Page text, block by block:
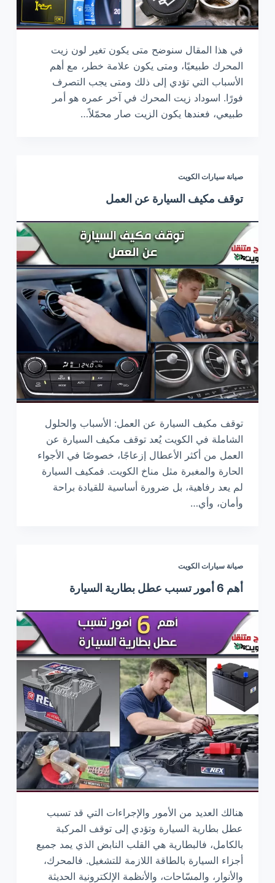
في هذا المقال سنوضح متى يكون تغير لون زيت
المحرك طبيعيًا، ومتى يكون علامة خطر، مع أهم
الأسباب التي تؤدي إلى ذلك ومتى يجب التصرف
فورًا. اسوداد زيت المحرك في آخر عمره هو أمر
طبيعي، فعندها يكون الزيت صار محمّلاً…
صيانة سيارات الكويت
توقف مكيف السيارة عن العمل
توقف مكيف السيارة عن العمل: الأسباب والحلول
الشاملة في الكويت يُعد توقف مكيف السيارة عن
العمل من أكثر الأعطال إزعاجًا، خصوصًا في الأجواء
الحارة والمغبرة مثل مناخ الكويت. فمكيف السيارة
لم يعد رفاهية، بل ضرورة أساسية للقيادة براحة
وأمان، وأي…
صيانة سيارات الكويت
أهم 6 أمور تسبب عطل بطارية السيارة
هنالك العديد من الأمور والإجراءات التي قد تسبب
عطل بطارية السيارة وتؤدي إلى توقف المركبة
بالكامل، فالبطارية هي القلب النابض الذي يمد جميع
أجزاء السيارة بالطاقة اللازمة للتشغيل. فالمحرك،
والأنوار، والمسّاحات، والأنظمة الإلكترونية الحديثة